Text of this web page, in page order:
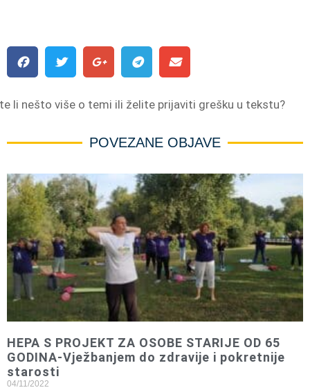
li nešto više o temi ili želite prijaviti grešku u tekstu?
POVEZANE OBJAVE
HEPA S PROJEKT ZA OSOBE STARIJE OD 65
GODINA-Vježbanjem do zdravije i pokretnije
starosti
04/11/2022